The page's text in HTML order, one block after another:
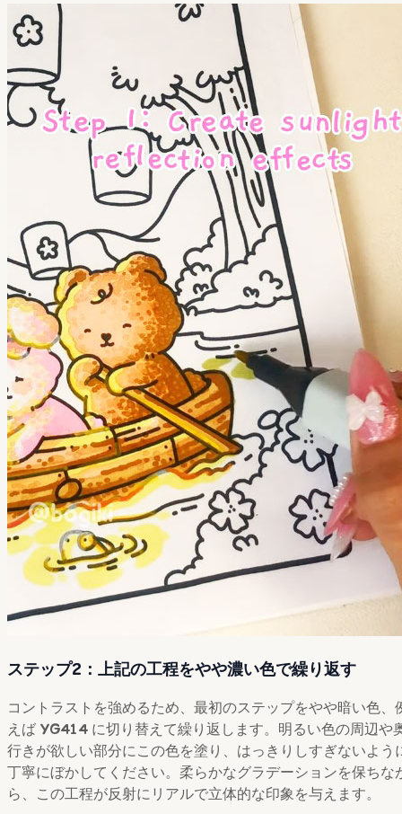
ステップ2：上記の工程をやや濃い色で繰り返す
コントラストを強めるため、最初のステップをやや暗い色、
えば YG414に切り替えて繰り返します。明るい色の周辺や
行きが欲しい部分にこの色を塗り、はっきりしすぎないよう
丁寧にぼかしてください。柔らかなグラデーションを保ちな
ら、この工程が反射にリアルで立体的な印象を与えます。